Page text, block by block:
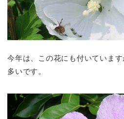
今年は、この花にも付いていま
多いです。